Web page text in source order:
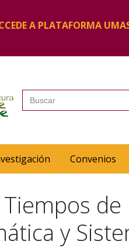
A PLATAFORMA
Buscar:
Convenios
de
y